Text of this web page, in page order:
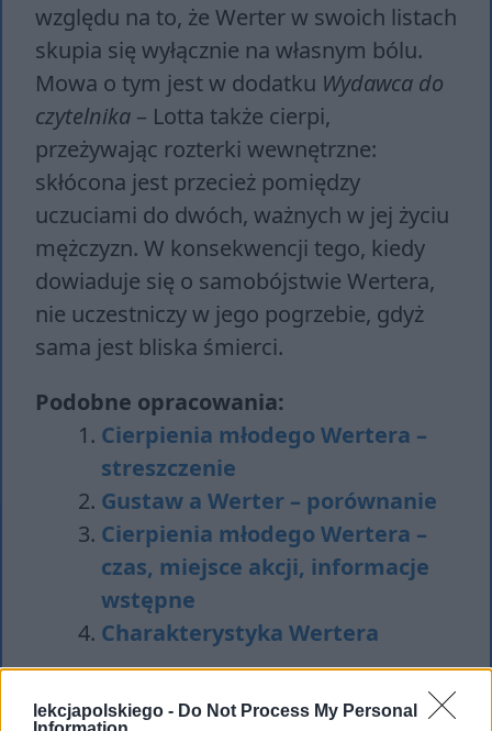
lekcjapolskiego - Do Not Process My Personal
względu na to, że Werter w swoich listach
skupia się wyłącznie na własnym bólu.
Mowa o tym jest w dodatku Wydawca do
czytelnika – Lotta także cierpi,
przeżywając rozterki wewnętrzne:
skłócona jest przecież pomiędzy
uczuciami do dwóch, ważnych w jej życiu
mężczyzn. W konsekwencji tego, kiedy
dowiaduje się o samobójstwie Wertera,
nie uczestniczy w jego pogrzebie, gdyż
sama jest bliska śmierci.
Podobne opracowania:
Cierpienia młodego Wertera –
streszczenie
Gustaw a Werter – porównanie
Cierpienia młodego Wertera –
czas, miejsce akcji, informacje
wstępne
Charakterystyka Wertera